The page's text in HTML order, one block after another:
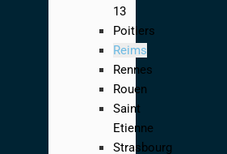
13
Poitiers
Reims
Rennes
Rouen
Saint
Etienne
Strasbourg